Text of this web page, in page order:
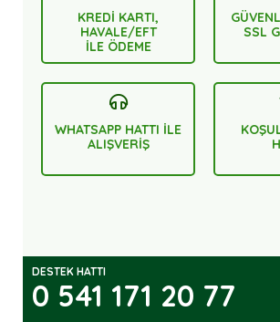
KREDİ KARTI,
HAVALE/EFT
İLE ÖDEME
SSL
WHATSAPP HATTI İLE
ALIŞVERİŞ
DESTEK HATTI
0 541 171 20 77